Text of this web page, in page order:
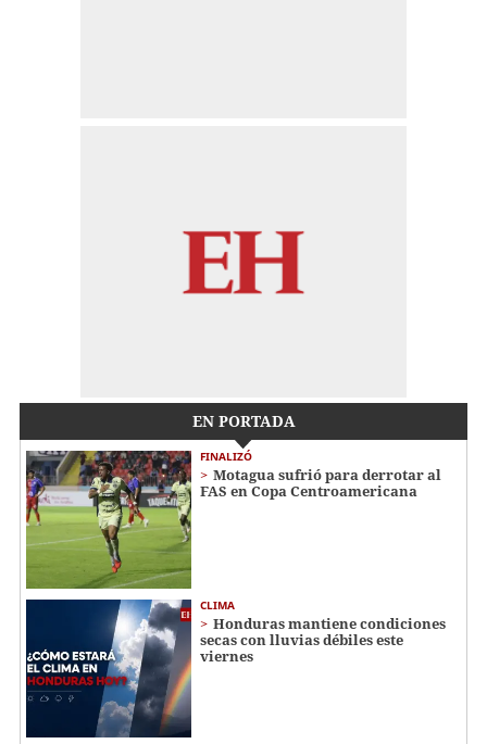
EN PORTADA
FINALIZÓ
Motagua sufrió para derrotar al
FAS en Copa Centroamericana
CLIMA
Honduras mantiene condiciones
secas con lluvias débiles este
viernes